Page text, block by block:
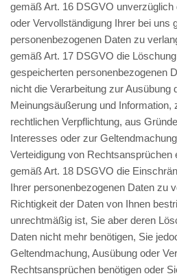
gemäß Art. 16 DSGVO unverzüglich
oder Vervollständigung Ihrer bei uns
personenbezogenen Daten zu
gemäß Art. 17 DSGVO die
gespeicherten personenbezogenen
nicht die Verarbeitung zur Ausübung
Meinungsäußerung und Information,
rechtlichen Verpflichtung, aus
Interesses oder zur
Verteidigung von Rechtsansprüchen
gemäß Art. 18 DSGVO die
Ihrer personenbezogenen Daten zu
Richtigkeit der Daten von Ihnen
unrechtmäßig ist, Sie aber deren
Daten nicht mehr benötigen, Sie
Geltendmachung, Ausübung oder
Rechtsansprüchen benötigen oder